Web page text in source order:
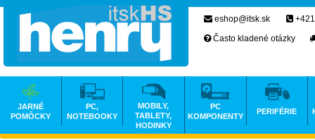
eshop@itsk.sk
Často kladené otázky
JARNÉ
POMÔCKY
PC,
NOTEBOOKY
MOBILY,
TABLETY,
HODINKY
PC
KOMPONENTY
PERIFÉRIE